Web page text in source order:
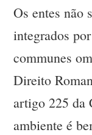
Os entes não
integrados
communes
Direito
artigo 225 da
ambiente é